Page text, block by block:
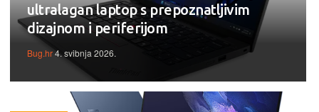
ultralagan laptop s prepoznatljivim
dizajnom i periferijom
Bug.hr4. svibnja 2026.